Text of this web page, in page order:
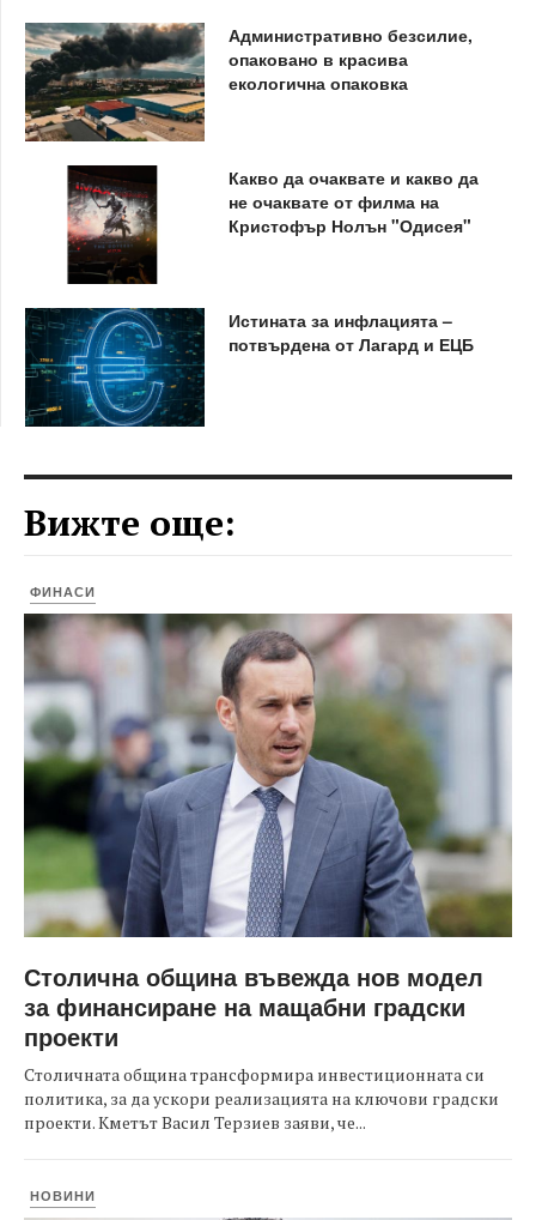
Административно безсилие,
опаковано в красива
екологична опаковка
Какво да очаквате и какво да
не очаквате от филма на
Кристофър Нолън "Одисея"
Истината за инфлацията –
потвърдена от Лагард и ЕЦБ
Вижте още:
ФИНАСИ
Столична община въвежда нов модел
за финансиране на мащабни градски
проекти
Столичната община трансформира инвестиционната си
политика, за да ускори реализацията на ключови градски
проекти. Кметът Васил Терзиев заяви, че...
НОВИНИ